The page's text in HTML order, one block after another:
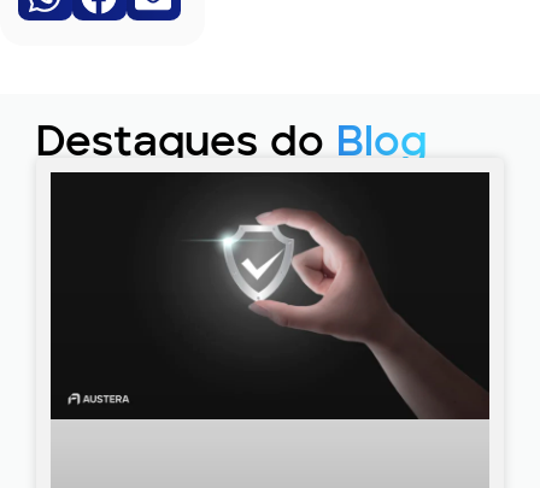
Destaques do Blog